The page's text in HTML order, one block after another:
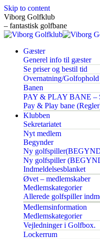
Skip to content
Viborg Golfklub
– fantastisk golfbane
Gæster
Generel info til gæster
Se priser og bestil tid
Overnatning/Golfophold
Banen
PAY & PLAY BANE –
Pay & Play bane
Klubben
Sekretariatet
Nyt medlem
Begynder
Ny
Ny golfspiller
Indmeldelsesblanket
Øvet – medlemskaber
Medlemskategorier
Allerede golfspiller
Medlemsinformation
Medlemskategorier
Vejledninger i Golfbox.
Lockerrum